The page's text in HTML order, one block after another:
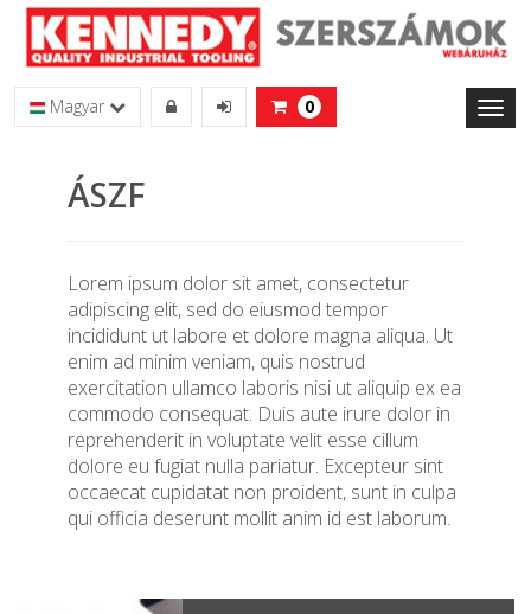
Magyar 0
ÁSZF
Lorem ipsum dolor sit amet, consectetur
adipiscing elit, sed do eiusmod tempor
incididunt ut labore et dolore magna aliqua. Ut
enim ad minim veniam, quis nostrud
exercitation ullamco laboris nisi ut aliquip ex ea
commodo consequat. Duis aute irure dolor in
reprehenderit in voluptate velit esse cillum
dolore eu fugiat nulla pariatur. Excepteur sint
occaecat cupidatat non proident, sunt in culpa
qui officia deserunt mollit anim id est laborum.